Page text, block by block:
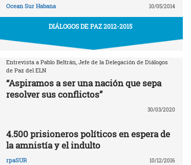
Ocean Sur Habana 10/05/2014
DIÁLOGOS DE PAZ 2012-2015
Entrevista a Pablo Beltrán, Jefe de la Delegación de Diálogos
de Paz del ELN
“Aspiramos a ser una nación que sepa
resolver sus conflictos”
30/03/2020
4.500 prisioneros políticos en espera de
la amnistía y el indulto
rpaSUR 10/12/2016